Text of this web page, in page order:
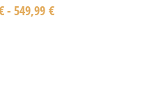
- 549,99 €